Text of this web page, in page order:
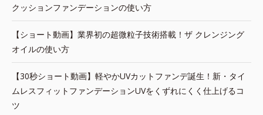
クッションファンデーションの使い方
【ショート動画】業界初の超微粒子技術搭載！ザ クレンジング
オイルの使い方
【30秒ショート動画】軽やかUVカットファンデ誕生！新・タイ
ムレスフィットファンデーションUVをくずれにくく仕上げるコ
ツ